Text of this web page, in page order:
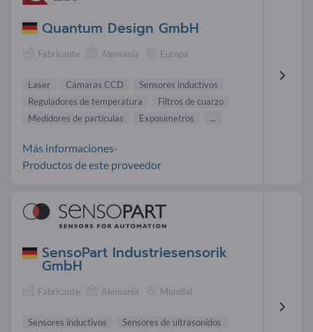
Quantum Design GmbH
Fabricante Alemania Europa
Laser Cámaras CCD
Sensores inductivos
Reguladores de temperatura
Filtros de cuarzo
Medidores de partículas
Exposímetros ...
Más informaciones-
Productos de este proveedor
SensoPart Industriesensorik
GmbH
Fabricante Alemania Mundial
Sensores inductivos
Sensores de ultrasonidos